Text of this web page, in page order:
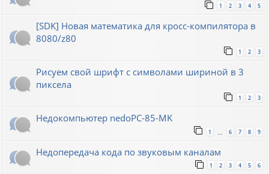
1 2 3 4 5
[SDK] Новая математика для кросс-компилятора в
8080/z80
1 2 3
Рисуем свой шрифт с символами шириной в 3
пиксела
1 2 3
Недокомпьютер nedoPC-85-MK
1 6 7 8 9
Недопередача кода по звуковым каналам
1 2 3 4 5 6